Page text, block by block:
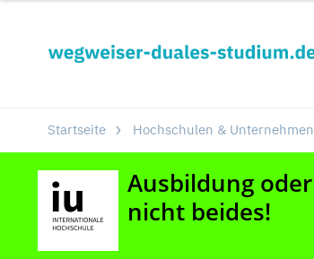
Startseite Hochschulen & Unternehmen